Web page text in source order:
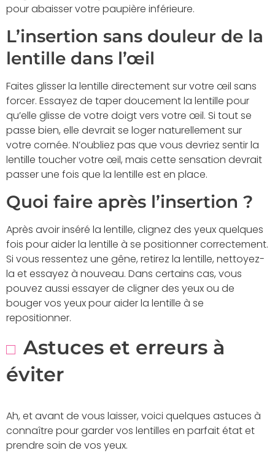
pour abaisser votre paupière inférieure.
L’insertion sans douleur de la
lentille dans l’œil
Faites glisser la lentille directement sur votre œil sans
forcer. Essayez de taper doucement la lentille pour
qu’elle glisse de votre doigt vers votre œil. Si tout se
passe bien, elle devrait se loger naturellement sur
votre cornée. N’oubliez pas que vous devriez sentir la
lentille toucher votre œil, mais cette sensation devrait
passer une fois que la lentille est en place.
Quoi faire après l’insertion ?
Après avoir inséré la lentille, clignez des yeux quelques
fois pour aider la lentille à se positionner correctement.
Si vous ressentez une gêne, retirez la lentille, nettoyez-
la et essayez à nouveau. Dans certains cas, vous
pouvez aussi essayer de cligner des yeux ou de
bouger vos yeux pour aider la lentille à se
repositionner.
Astuces et erreurs à
éviter
Ah, et avant de vous laisser, voici quelques astuces à
connaître pour garder vos lentilles en parfait état et
prendre soin de vos yeux.